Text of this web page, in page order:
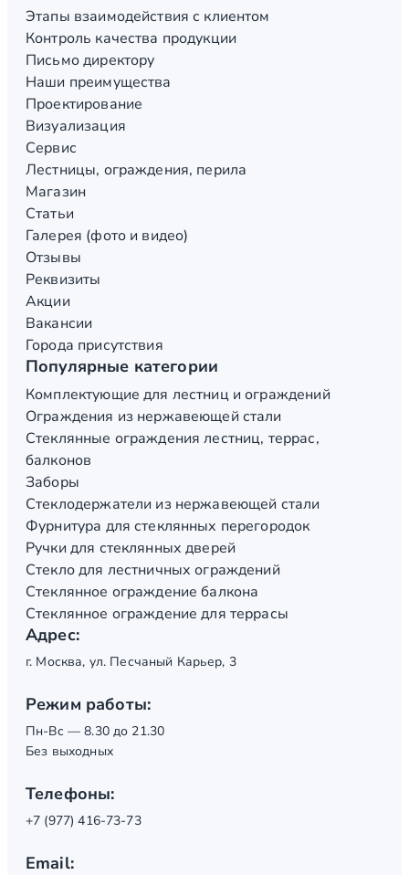
Этапы взаимодействия с клиентом
Контроль качества продукции
Письмо директору
Наши преимущества
Проектирование
Визуализация
Сервис
Лестницы, ограждения, перила
Магазин
Статьи
Галерея (фото и видео)
Отзывы
Реквизиты
Акции
Вакансии
Города присутствия
Популярные категории
Комплектующие для лестниц и ограждений
Ограждения из нержавеющей стали
Стеклянные ограждения лестниц, террас,
балконов
Заборы
Стеклодержатели из нержавеющей стали
Фурнитура для стеклянных перегородок
Ручки для стеклянных дверей
Стекло для лестничных ограждений
Стеклянное ограждение балкона
Стеклянное ограждение для террасы
Адрес:
г. Москва, ул. Песчаный Карьер, 3
Режим работы:
Пн-Вс — 8.30 до 21.30
Без выходных
Телефоны:
+7 (977) 416-73-73
Email: